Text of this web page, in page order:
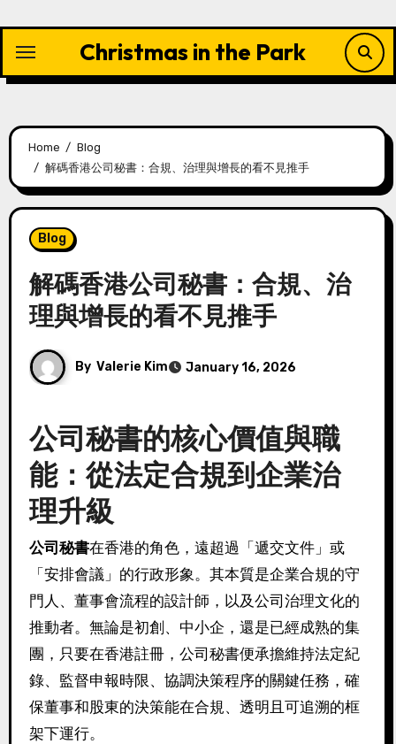
content
Christmas in the Park
Home
Blog
解碼香港公司秘書：合規、治理與增長的看不見推手
Blog
解碼香港公司秘書：合規、治
理與增長的看不見推手
By Valerie Kim January 16, 2026
公司秘書的核心價值與職
能：從法定合規到企業治
理升級
公司秘書在香港的角色，遠超過「遞交文件」或
「安排會議」的行政形象。其本質是企業合規的守
門人、董事會流程的設計師，以及公司治理文化的
推動者。無論是初創、中小企，還是已經成熟的集
團，只要在香港註冊，公司秘書便承擔維持法定紀
錄、監督申報時限、協調決策程序的關鍵任務，確
保董事和股東的決策能在合規、透明且可追溯的框
架下運行。